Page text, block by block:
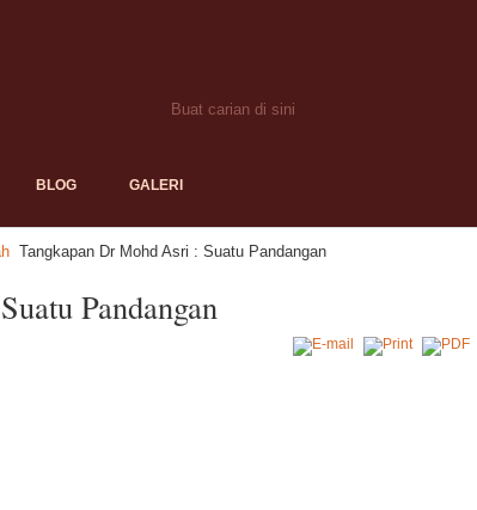
BLOG GALERI
Tangkapan Dr Mohd Asri : Suatu Pandangan
Pandangan